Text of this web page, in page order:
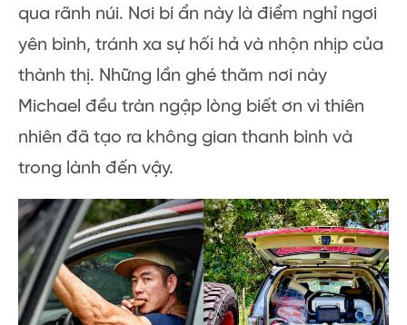
qua rãnh núi. Nơi bí ẩn này là điểm nghỉ ngơi
yên bình, tránh xa sự hối hả và nhộn nhịp của
thành thị. Những lần ghé thăm nơi này
Michael đều tràn ngập lòng biết ơn vì thiên
nhiên đã tạo ra không gian thanh bình và
trong lành đến vậy.